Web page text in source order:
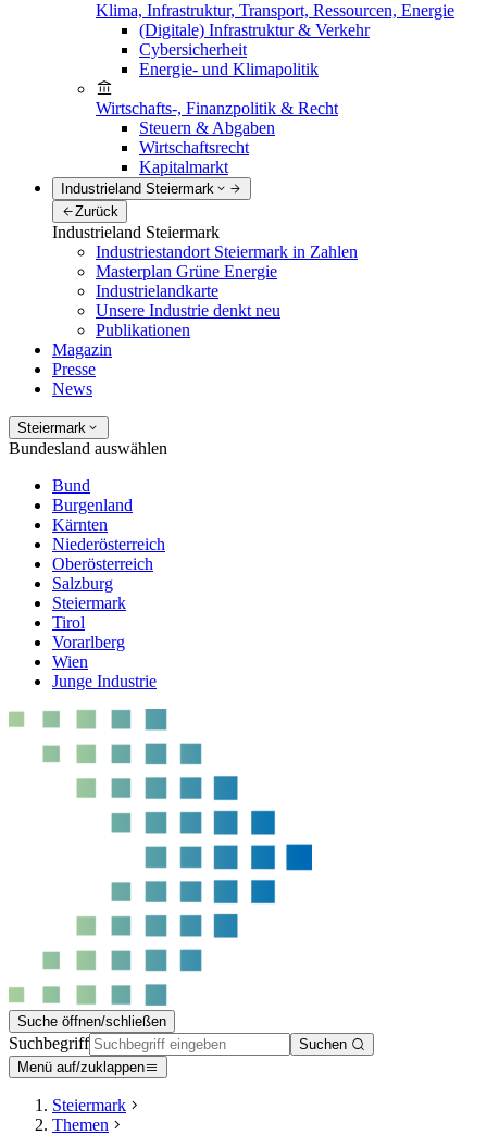
Klima, Infrastruktur, Transport, Ressourcen, Energie
(Digitale) Infrastruktur & Verkehr
Cybersicherheit
Energie- und Klimapolitik
Wirtschafts-, Finanzpolitik & Recht
Steuern & Abgaben
Wirtschaftsrecht
Kapitalmarkt
Industrieland Steiermark
Zurück
Industrieland Steiermark
Industriestandort Steiermark in Zahlen
Masterplan Grüne Energie
Industrielandkarte
Unsere Industrie denkt neu
Publikationen
Magazin
Presse
News
Steiermark
Bundesland auswählen
Bund
Burgenland
Kärnten
Niederösterreich
Oberösterreich
Salzburg
Steiermark
Tirol
Vorarlberg
Wien
Junge Industrie
Suche öffnen/schließen
Suchbegriff
Suchen
Menü auf/zuklappen
Steiermark
Themen